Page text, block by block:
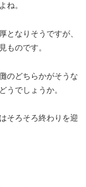
ね。
となりそうですが、
ものです。
のどちらかがそうな
うでしょうか。
そろそろ終わりを迎